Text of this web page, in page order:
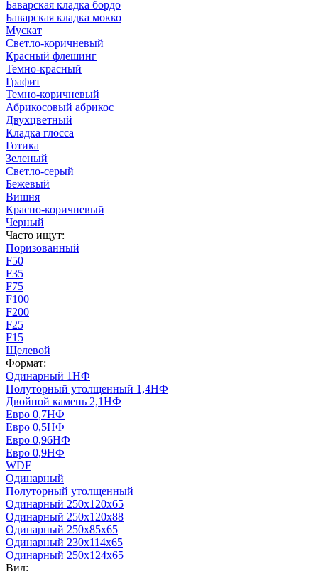
Баварская кладка бордо
Баварская кладка мокко
Мускат
Светло-коричневый
Красный флешинг
Темно-красный
Графит
Темно-коричневый
Абрикосовый абрикос
Двухцветный
Кладка глосса
Готика
Зеленый
Светло-серый
Бежевый
Вишня
Красно-коричневый
Черный
Часто ищут:
Поризованный
F50
F35
F75
F100
F200
F25
F15
Щелевой
Формат:
Одинарный 1НФ
Полуторный утолщенный 1,4НФ
Двойной камень 2,1НФ
Евро 0,7НФ
Евро 0,5НФ
Евро 0,96НФ
Евро 0,9НФ
WDF
Одинарный
Полуторный утолщенный
Одинарный 250х120х65
Одинарный 250х120х88
Одинарный 250х85х65
Одинарный 230х114х65
Одинарный 250х124х65
Вид: